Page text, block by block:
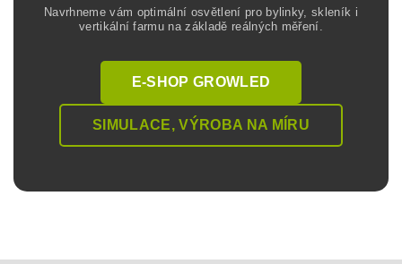
Navrhneme vám optimální osvětlení pro bylinky, skleník i
vertikální farmu na základě reálných měření.
E-SHOP GROWLED
SIMULACE, VÝROBA NA MÍRU